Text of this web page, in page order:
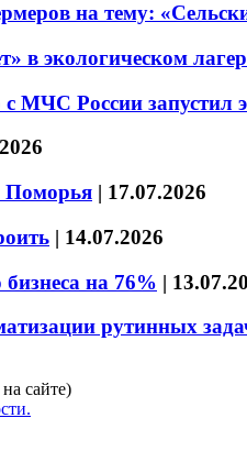
на тему:
в экологическом
МЧС России запустил
Поморья | 17.07.2026
| 14.07.2026
на 76% |
рутинных
сайте)